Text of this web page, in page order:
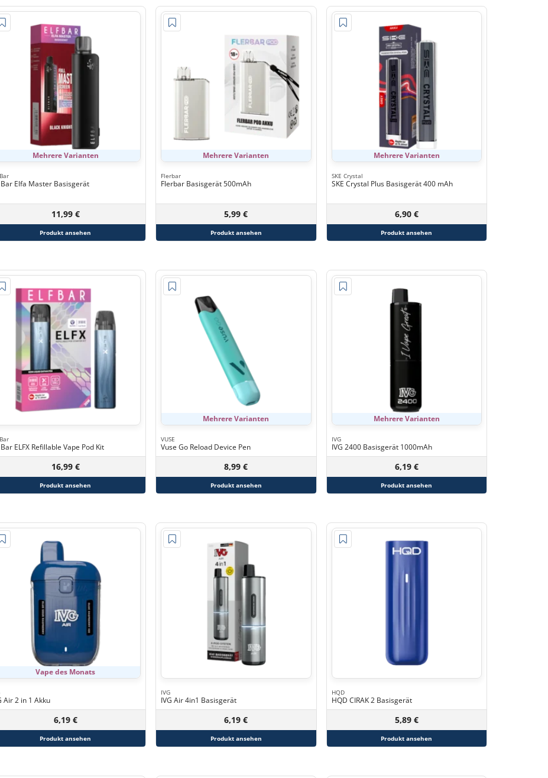
Mehrere Varianten
Bar Elfa Master Basisgerät
11,99 €
Produkt ansehen
Mehrere Varianten
Flerbar
Flerbar Basisgerät 500mAh
5,99 €
Produkt ansehen
Mehrere Varianten
SKE Crystal
SKE Crystal Plus Basisgerät 400 mAh
6,90 €
Produkt ansehen
ELFX Refillable Vape Pod Kit
16,99 €
Produkt ansehen
Mehrere Varianten
VUSE
Vuse Go Reload Device Pen
8,99 €
Produkt ansehen
Mehrere Varianten
IVG
IVG 2400 Basisgerät 1000mAh
6,19 €
Produkt ansehen
Vape des Monats
Air 2 in 1 Akku
6,19 €
Produkt ansehen
IVG
IVG Air 4in1 Basisgerät
6,19 €
Produkt ansehen
HQD
HQD CIRAK 2 Basisgerät
5,89 €
Produkt ansehen